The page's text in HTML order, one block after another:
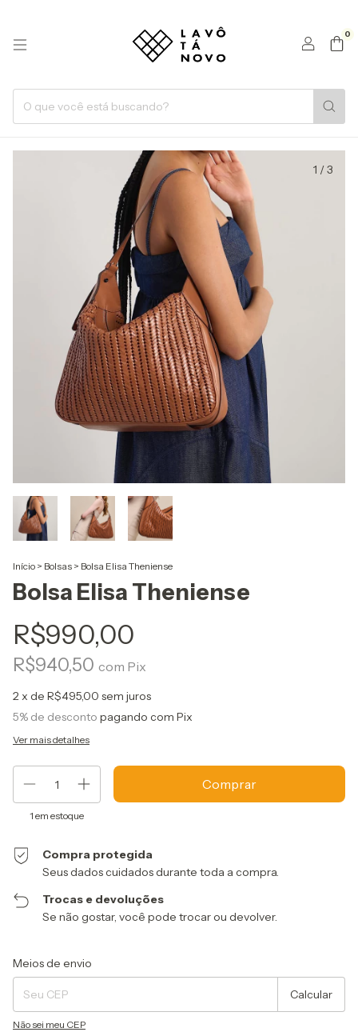
0
1 /3
Início > Bolsas > Bolsa Elisa Theniense
Bolsa Elisa Theniense
R$990,00
R$940,50 com Pix
2x de R$495,00 sem juros
5% de desconto pagando com Pix
Ver mais detalhes
1 em estoque
Compra protegida
Seus dados cuidados durante toda a compra.
Trocas e devoluções
Se não gostar, você pode trocar ou devolver.
Entregas para o CEP:
Meios de envio
Calcular
Não sei meu CEP